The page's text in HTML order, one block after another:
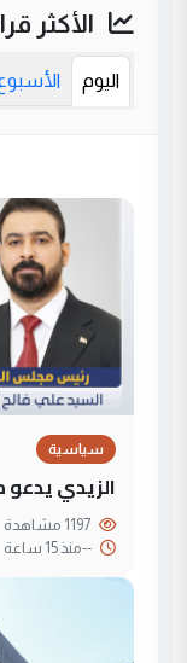
الأكثر
اليوم
سياسية
الزيدي يدعو
--منذ 15 ساعة